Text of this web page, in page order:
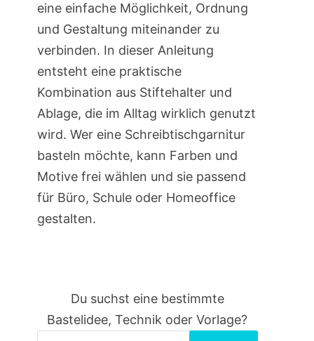
eine einfache Möglichkeit, Ordnung
und Gestaltung miteinander zu
verbinden. In dieser Anleitung
entsteht eine praktische
Kombination aus Stiftehalter und
Ablage, die im Alltag wirklich genutzt
wird. Wer eine Schreibtischgarnitur
basteln möchte, kann Farben und
Motive frei wählen und sie passend
für Büro, Schule oder Homeoffice
gestalten.
Du suchst eine bestimmte
Bastelidee, Technik oder Vorlage?